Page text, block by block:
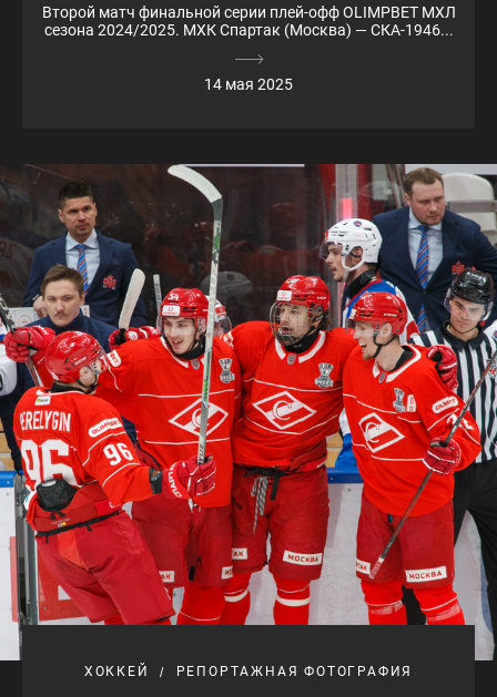
Второй матч финальной серии плей-офф OLIMPBET МХЛ
сезона 2024/2025. МХК Спартак (Москва) — СКА-1946...
14 мая 2025
ХОККЕЙ РЕПОРТАЖНАЯ ФОТОГРАФИЯ